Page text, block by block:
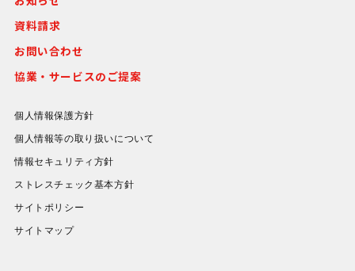
資料請求
お問い合わせ
協業・サービスのご提案
個人情報保護方針
個人情報等の取り扱いについて
情報セキュリティ方針
ストレスチェック基本方針
サイトポリシー
サイトマップ